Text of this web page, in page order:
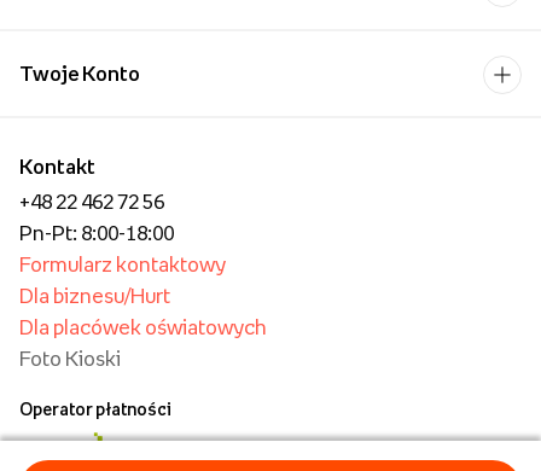
Kontakt
+48 22 462 72 56
Pn-Pt: 8:00-18:00
Formularz kontaktowy
Dla biznesu/Hurt
Dla placówek oświatowych
Foto Kioski
Operator płatności
Twoje Konto